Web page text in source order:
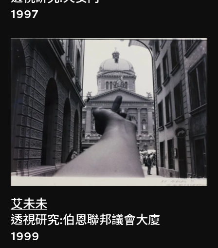
1997
艾未未
透視研究:伯恩聯邦議會大廈
1999